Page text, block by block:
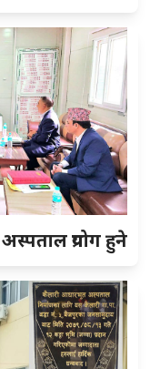
प्रयोग हुने